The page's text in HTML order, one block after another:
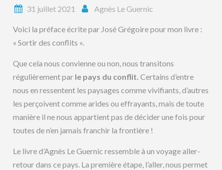
31 juillet 2021 Agnès Le Guernic
Voici la préface écrite par José Grégoire pour mon livre :
« Sortir des conflits ».
Que cela nous convienne ou non, nous transitons
régulièrement par le pays du conflit.Certains d’entre
nous en ressentent les paysages comme vivifiants, d’autres
les perçoivent comme arides ou effrayants, mais de toute
manière il ne nous appartient pas de décider une fois pour
toutes de n’en jamais franchir la frontière !
Le livre d’Agnès Le Guernic ressemble à un voyage aller-
retour dans ce pays. La première étape, l’aller, nous permet